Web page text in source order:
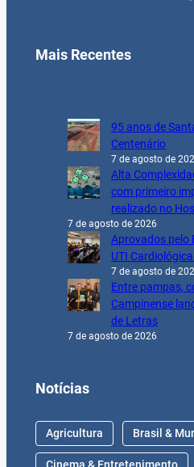
Mais Recentes
95 anos de
Centenário
7 de agosto de
Alta
com primeiro
realizado no
7 de agosto de 2026
Aprovados pelo
UTI
7 de agosto de
Entre pampas,
Campinense
de Letras
7 de agosto de 2026
Notícias
Agricultura Brasil &
Cinema & Entretenimento